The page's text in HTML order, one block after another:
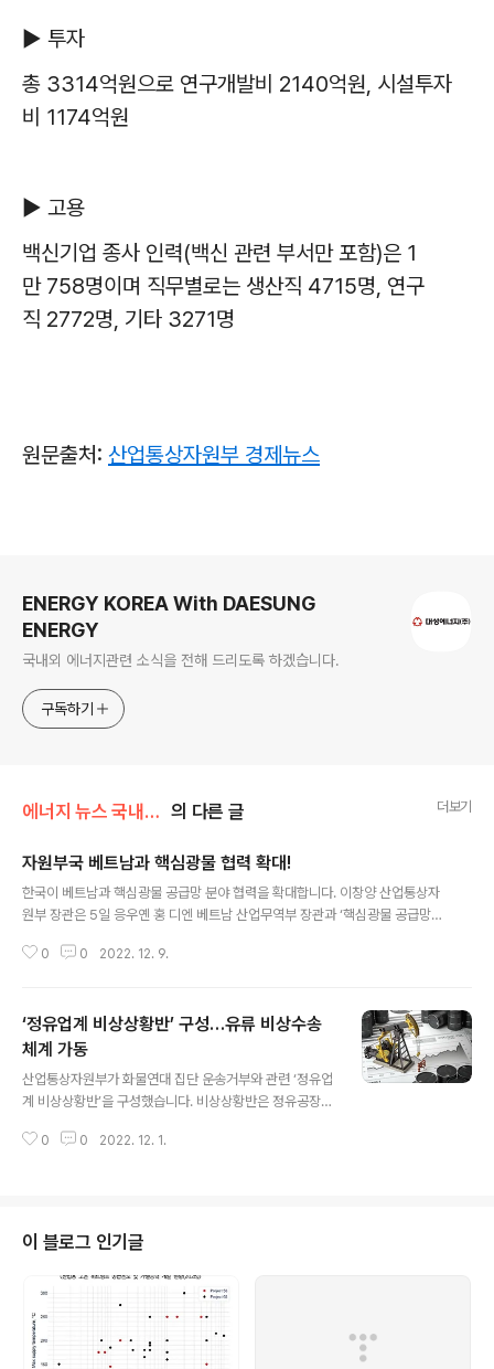
▶ 투자
총 3314억원으로 연구개발비 2140억원, 시설투자
비 1174억원
▶ 고용
백신기업 종사 인력(백신 관련 부서만 포함)은 1
만 758명이며 직무별로는 생산직 4715명, 연구
직 2772명, 기타 3271명
원문출처: 산업통상자원부 경제뉴스
ENERGY KOREA With DAESUNG
ENERGY
국내외 에너지관련 소식을 전해 드리도록 하겠습니다.
구독하기
에너지 뉴스 국내&해외 의 다른 글 더보기
자원부국 베트남과 핵심광물 협력 확대!
한국이 베트남과 핵심광물 공급망 분야 협력을 확대합니다. 이창양 산업통상자
원부 장관은 5일 응우옌 홍 디엔 베트남 산업무역부 장관과 ‘핵심광물 공급망
심광물 공급망 협력 MOU 한국의 산업부와 베트남 산업무역부는 이번 MOU
희토류(매장량 세계 2위), 텅스텐(매장량 세계 3위) 등 풍부한 광물자원을 보유
한 자원부국입니다. 우리나라는 핵심광물의 채굴과 정련 및 제련에서 우수한 기
술력을 보유, 이 분야에서 양국 간 협력 잠재력이 크다고 볼 수 있습니다. 이번
양해각서 체결..
0 0 2022. 12. 9.
‘정유업계 비상상황반’ 구성…유류 비상수송
체계 가동
산업통상자원부가 화물연대 집단 운송거부와 관련 ‘정유업
계 비상상황반’을 구성했습니다. 비상상황반은 정유공장과
링하고 수송에 차질이 있거나 우려되는 경우 정유사 간 협
로 일부 주유소는 수송 지연이 빚어지면서 휘발유와 경유
가 품절되는 경우도 발생하고 있습니다. 이들 주유소에 대
해서는 12시간 내 유류를 공급하기 위해 가능한 수단을 총
동원하고 있습니다. 품절 주유소 현황 정보는 30일부터 매
일 오후 4시경 오피넷(www.opinet.co.kr)을 통해 안내
합니다. 오피넷 상의 ..
0 0 2022. 12. 1.
이 블로그 인기글